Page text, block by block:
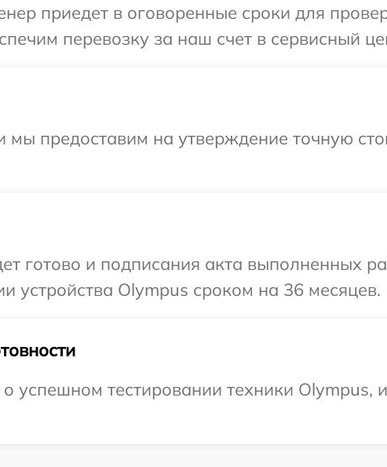
приедет в оговоренные сроки для
перевозку за наш счет в сервисный
мы предоставим на утверждение точную
готово и подписания акта выполненных
устройства Olympus сроком на 36 месяцев.
успешном тестировании техники Olympus,